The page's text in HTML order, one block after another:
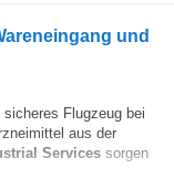
und
Flugzeug bei
aus der
Services sorgen